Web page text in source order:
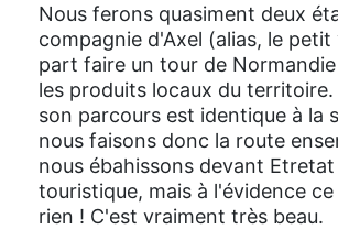
Nous ferons quasiment deux
compagnie d'Axel (alias, le
part faire un tour de
les produits locaux du
son parcours est identique à la
nous faisons donc la route
nous ébahissons devant
touristique, mais à l'évidence
rien ! C'est vraiment très beau.